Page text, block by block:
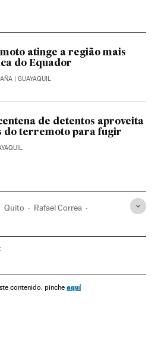
atinge a região mais
do Equador
| GUAYAQUIL
de detentos aproveita
do terremoto para fugir
Quito Rafael Correa
contenido, pinche aquí